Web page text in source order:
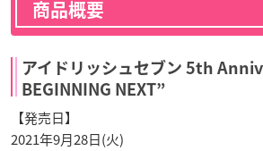
商品概要
アイドリッシュセブン 5th
BEGINNING NEXT”
【発売日】
2021年9月28日(火)